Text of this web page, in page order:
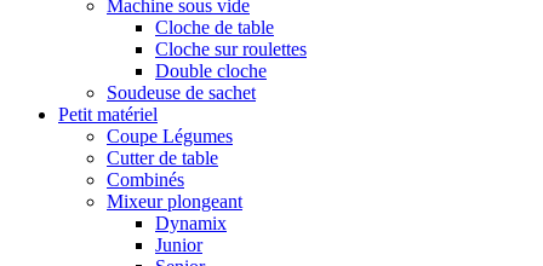
Machine sous vide
Cloche de table
Cloche sur roulettes
Double cloche
Soudeuse de sachet
Petit matériel
Coupe Légumes
Cutter de table
Combinés
Mixeur plongeant
Dynamix
Junior